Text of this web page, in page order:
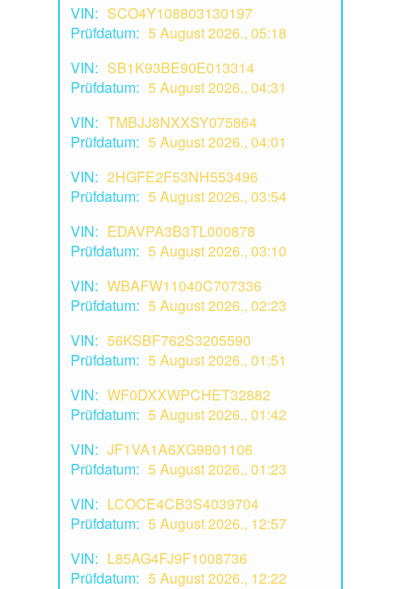
VIN: SCO4Y108803130197
Prüfdatum: 5 August 2026., 05:18
VIN: SB1K93BE90E013314
Prüfdatum: 5 August 2026., 04:31
VIN: TMBJJ8NXXSY075864
Prüfdatum: 5 August 2026., 04:01
VIN: 2HGFE2F53NH553496
Prüfdatum: 5 August 2026., 03:54
VIN: EDAVPA3B3TL000878
Prüfdatum: 5 August 2026., 03:10
VIN: WBAFW11040C707336
Prüfdatum: 5 August 2026., 02:23
VIN: 56KSBF762S3205590
Prüfdatum: 5 August 2026., 01:51
VIN: WF0DXXWPCHET32882
Prüfdatum: 5 August 2026., 01:42
VIN: JF1VA1A6XG9801106
Prüfdatum: 5 August 2026., 01:23
VIN: LCOCE4CB3S4039704
Prüfdatum: 5 August 2026., 12:57
VIN: L85AG4FJ9F1008736
Prüfdatum: 5 August 2026., 12:22